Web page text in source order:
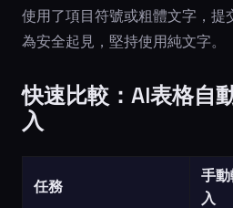
使用了項目符號或粗體文字，提
為安全起見，堅持使用純文字。
快速比較：AI表格自
入
任務
手
入